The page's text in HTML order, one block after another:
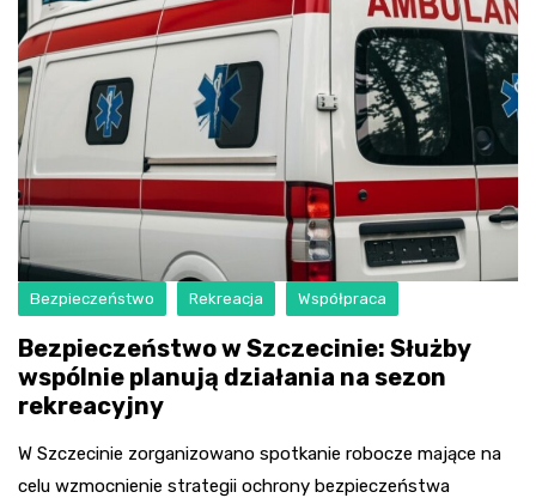
Bezpieczeństwo Rekreacja Współpraca
Bezpieczeństwo w Szczecinie: Służby
wspólnie planują działania na sezon
rekreacyjny
W Szczecinie zorganizowano spotkanie robocze mające na
celu wzmocnienie strategii ochrony bezpieczeństwa